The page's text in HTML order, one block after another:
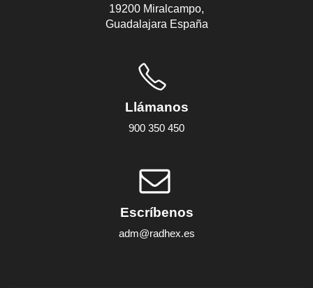
19200 Miralcampo,
Guadalajara España
Llámanos
900 350 450
Escríbenos
adm@radhex.es